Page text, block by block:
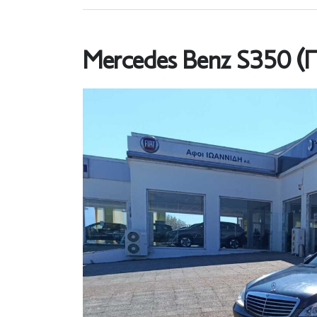
Mercedes Benz S350